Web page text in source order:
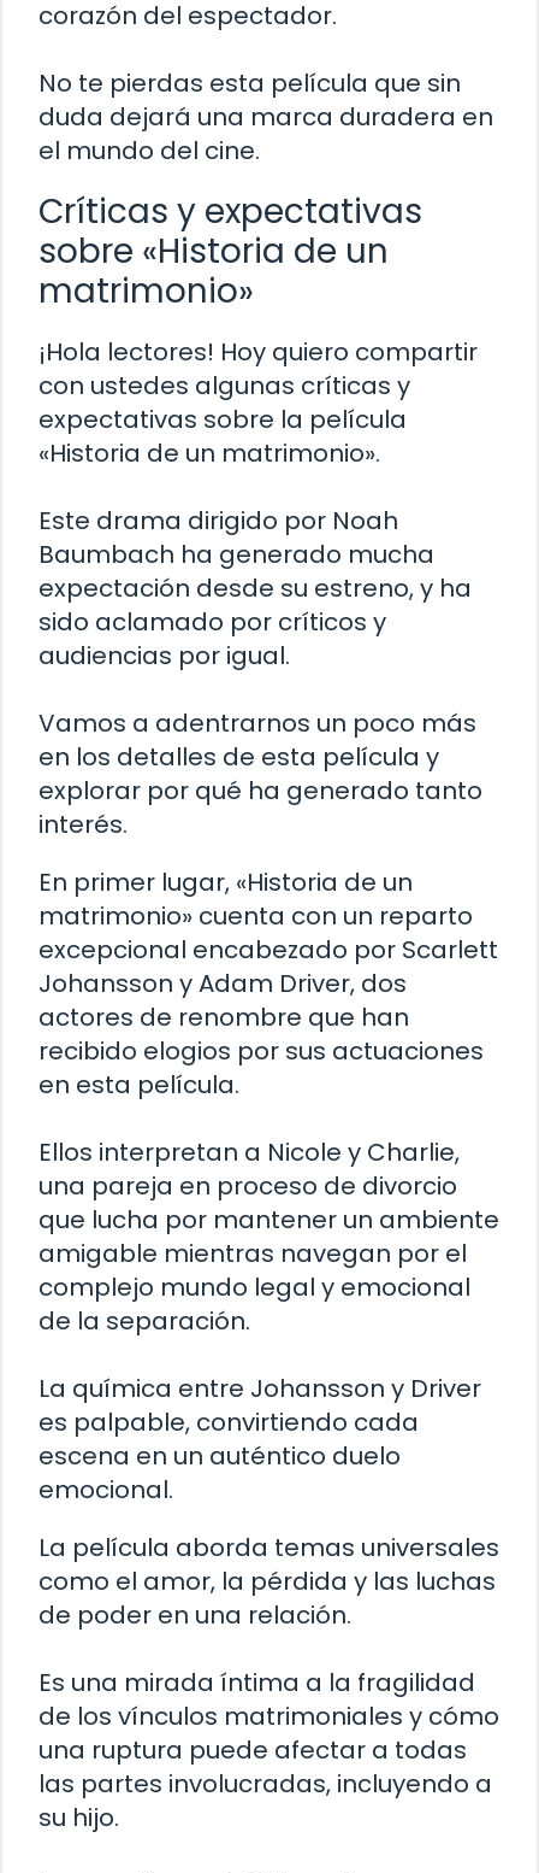
corazón del espectador.
No te pierdas esta película que sin
duda dejará una marca duradera en
el mundo del cine.
Críticas y expectativas
sobre «Historia de un
matrimonio»
¡Hola lectores! Hoy quiero compartir
con ustedes algunas críticas y
expectativas sobre la película
«Historia de un matrimonio».
Este drama dirigido por Noah
Baumbach ha generado mucha
expectación desde su estreno, y ha
sido aclamado por críticos y
audiencias por igual.
Vamos a adentrarnos un poco más
en los detalles de esta película y
explorar por qué ha generado tanto
interés.
En primer lugar, «Historia de un
matrimonio» cuenta con un reparto
excepcional encabezado por Scarlett
Johansson y Adam Driver, dos
actores de renombre que han
recibido elogios por sus actuaciones
en esta película.
Ellos interpretan a Nicole y Charlie,
una pareja en proceso de divorcio
que lucha por mantener un ambiente
amigable mientras navegan por el
complejo mundo legal y emocional
de la separación.
La química entre Johansson y Driver
es palpable, convirtiendo cada
escena en un auténtico duelo
emocional.
La película aborda temas universales
como el amor, la pérdida y las luchas
de poder en una relación.
Es una mirada íntima a la fragilidad
de los vínculos matrimoniales y cómo
una ruptura puede afectar a todas
las partes involucradas, incluyendo a
su hijo.